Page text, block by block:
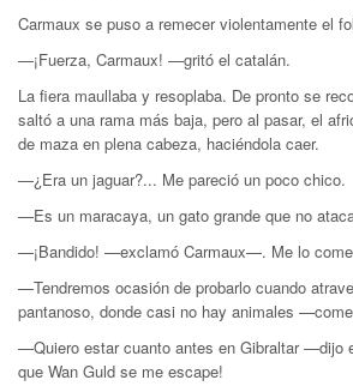
Carmaux se puso a remecer violentamente el
—¡Fuerza, Carmaux! —gritó el catalán.
La fiera maullaba y resoplaba. De pronto se
saltó a una rama más baja, pero al pasar, el
de maza en plena cabeza, haciéndola caer.
—¿Era un jaguar?... Me pareció un poco chico.
—Es un maracaya, un gato grande que no
—¡Bandido! —exclamó Carmaux—. Me lo
—Tendremos ocasión de probarlo cuando
pantanoso, donde casi no hay animales
—Quiero estar cuanto antes en Gibraltar —dijo
que Wan Guld se me escape!